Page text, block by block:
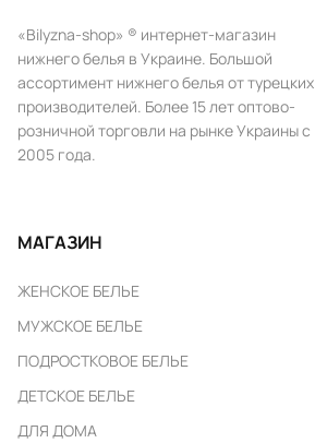
«Bilyzna-shop» ® интернет-магазин
нижнего белья в Украине. Большой
ассортимент нижнего белья от турецких
производителей. Более 15 лет оптово-
розничной торговли на рынке Украины с
2005 года.
МАГАЗИН
ЖЕНСКОЕ БЕЛЬЕ
МУЖСКОЕ БЕЛЬЕ
ПОДРОСТКОВОЕ БЕЛЬЕ
ДЕТСКОЕ БЕЛЬЕ
ДЛЯ ДОМА